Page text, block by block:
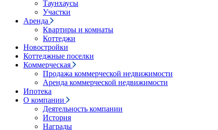
Таунхаусы
Участки
Аренда
Квартиры и комнаты
Коттеджи
Новостройки
Коттеджные поселки
Коммерческая
Продажа коммерческой недвижимости
Аренда коммерческой недвижимости
Ипотека
О компании
Деятельность компании
История
Награды